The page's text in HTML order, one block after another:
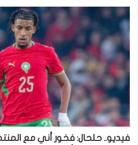
فيديو.. حلحال: فخور أني مع